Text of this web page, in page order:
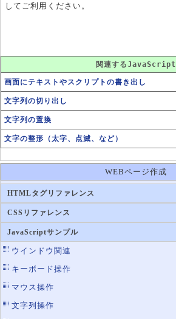
してご利用ください。
関連するJavaScript
画面にテキストやスクリプトの書き出し
文字列の切り出し
文字列の置換
文字の整形（太字、点滅、など）
WEBページ作成
HTMLタグリファレンス
CSSリファレンス
JavaScriptサンプル
ウインドウ関連
キーボード操作
マウス操作
文字列操作